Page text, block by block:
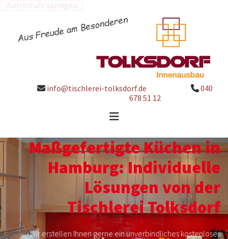
Zum Inhalt springen
 info@tischlerei-tolksdorf.de 040
678 51 12
Maßgefertigte Küchen in
Hamburg: Individuelle
Lösungen von der
Tischlerei Tolksdorf
Wir erstellen Ihnen gerne ein unverbindliches kostenloses